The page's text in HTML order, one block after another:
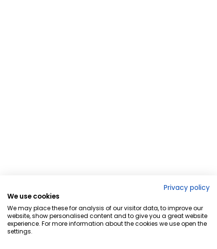
Privacy policy
We use cookies
We may place these for analysis of our visitor data, to improve our
website, show personalised content and to give you a great website
experience. For more information about the cookies we use open the
settings.